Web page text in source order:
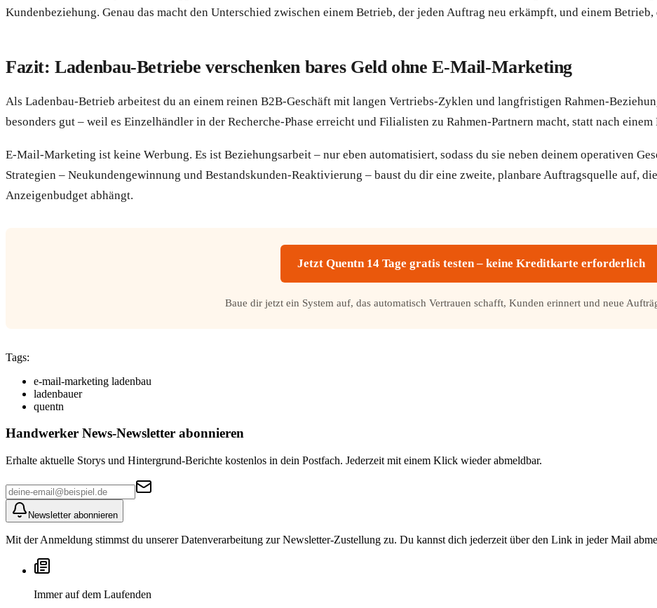
Kundenbeziehung. Genau das macht den Unterschied zwischen einem Betrieb, der jeden Auftrag neu erkämpft, und einem
Fazit: Ladenbau-Betriebe verschenken bares Geld ohne E-Mail-Marketing
Als Ladenbau-Betrieb arbeitest du an einem reinen B2B-Geschäft mit langen Vertriebs-Zyklen und langfristigen Rahmen-
besonders gut – weil es Einzelhändler in der Recherche-Phase erreicht und Filialisten zu Rahmen-Partnern macht, statt nach
E-Mail-Marketing ist keine Werbung. Es ist Beziehungsarbeit – nur eben automatisiert, sodass du sie neben deinem operativen
Strategien – Neukundengewinnung und Bestandskunden-Reaktivierung – baust du dir eine zweite, planbare Auftragsquelle auf,
Anzeigenbudget abhängt.
Jetzt Quentn 14 Tage gratis testen – keine Kreditkarte erforderlich
Baue dir jetzt ein System auf, das automatisch Vertrauen schafft, Kunden erinnert und neue
Tags:
e-mail-marketing ladenbau
ladenbauer
quentn
Handwerker News-Newsletter abonnieren
Erhalte aktuelle Storys und Hintergrund-Berichte kostenlos in dein Postfach. Jederzeit mit einem Klick wieder abmeldbar.
Newsletter abonnieren
Mit der Anmeldung stimmst du unserer Datenverarbeitung zur Newsletter-Zustellung zu. Du kannst dich jederzeit über den Link in jeder Mail
Immer auf dem Laufenden